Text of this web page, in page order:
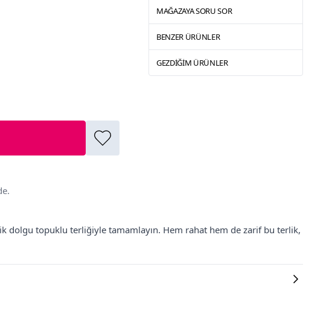
MAĞAZAYA SORU SOR
BENZER ÜRÜNLER
GEZDIĞIM ÜRÜNLER
dolgu topuklu terliğiyle tamamlayın. Hem rahat hem de zarif bu terlik,